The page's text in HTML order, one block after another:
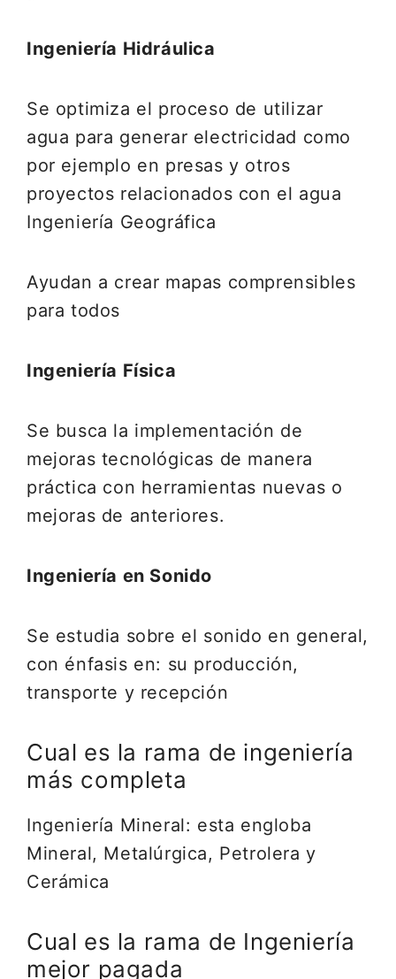
Ingeniería Hidráulica
Se optimiza el proceso de utilizar
agua para generar electricidad como
por ejemplo en presas y otros
proyectos relacionados con el agua
Ingeniería Geográfica
Ayudan a crear mapas comprensibles
para todos
Ingeniería Física
Se busca la implementación de
mejoras tecnológicas de manera
práctica con herramientas nuevas o
mejoras de anteriores.
Ingeniería en Sonido
Se estudia sobre el sonido en general,
con énfasis en: su producción,
transporte y recepción
Cual es la rama de ingeniería
más completa
Ingeniería Mineral: esta engloba
Mineral, Metalúrgica, Petrolera y
Cerámica
Cual es la rama de Ingeniería
mejor pagada